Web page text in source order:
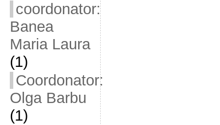
coordonator:
Banea
Maria Laura
(1)
Coordonator:
Olga Barbu
(1)